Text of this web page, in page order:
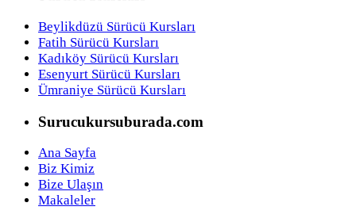
Beylikdüzü Sürücü Kursları
Fatih Sürücü Kursları
Kadıköy Sürücü Kursları
Esenyurt Sürücü Kursları
Ümraniye Sürücü Kursları
Surucukursuburada.com
Ana Sayfa
Biz Kimiz
Bize Ulaşın
Makaleler